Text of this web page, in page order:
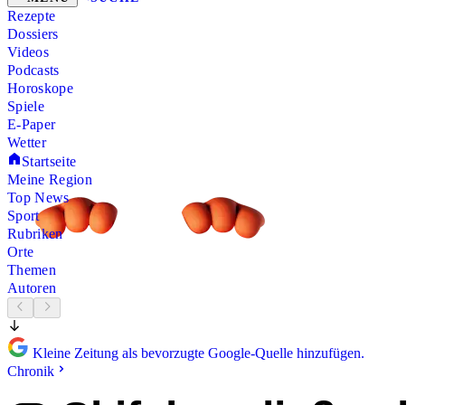
Rezepte
Dossiers
Videos
Podcasts
Horoskope
Spiele
E-Paper
Wetter
Startseite
Meine Region
Top News
Sport
Rubriken
Orte
Themen
Autoren
Kleine Zeitung als bevorzugte Google-Quelle hinzufügen.
Chronik